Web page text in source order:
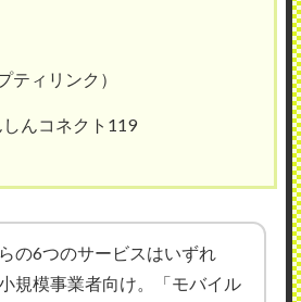
ティリンク）
んコネクト119
の6つのサービスはいずれ
規模事業者向け。「モバイル